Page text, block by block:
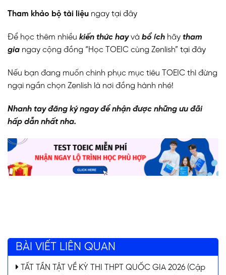
Tham khảo bộ tài liệu ngay tại đây
Để học thêm nhiều kiến thức hayvà bổ ích hãy tham
gia ngay cộng đồng “Học TOEIC cùng Zenlish” tại đây
Nếu bạn đang muốn chinh phục mục tiêu TOEIC thì đừng
ngại ngần chọn Zenlish là nơi đồng hành nhé!
Nhanh tay đăng ký ngay để nhận được những ưu đãi
hấp dẫn nhất nha.
BÀI VIẾT LIÊN QUAN
TẤT TẦN TẬT VỀ KỲ THI THPT QUỐC GIA 2026 (Cập